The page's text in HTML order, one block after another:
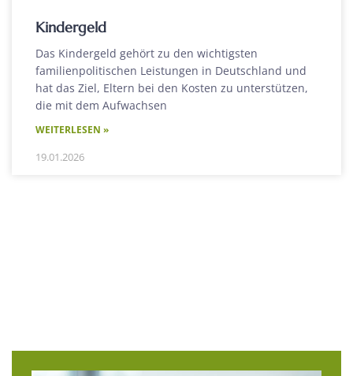
Kindergeld
Das Kindergeld gehört zu den wichtigsten
familienpolitischen Leistungen in Deutschland und
hat das Ziel, Eltern bei den Kosten zu unterstützen,
die mit dem Aufwachsen
WEITERLESEN »
19.01.2026